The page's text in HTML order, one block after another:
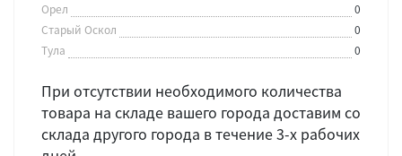
Орел
0
Старый Оскол
0
Тула
0
При отсутствии необходимого количества
товара на складе вашего города доставим со
склада другого города в течение 3-х рабочих